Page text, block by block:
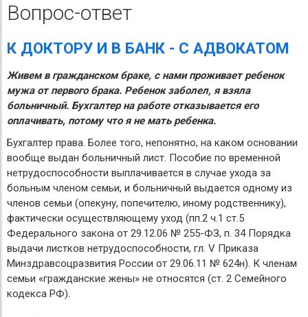
Вопрос-ответ
К ДОКТОРУ И В БАНК - С АДВОКАТОМ
Живем в гражданском браке, с нами проживает ребенок
мужа от первого брака. Ребенок заболел, я взяла
больничный. Бухгалтер на работе отказывается его
оплачивать, потому что я не мать ребенка.
Бухгалтер права. Более того, непонятно, на каком основании
вообще выдан больничный лист. Пособие по временной
нетрудоспособности выплачивается в случае ухода за
больным членом семьи, и больничный выдается одному из
членов семьи (опекуну, попечителю, иному родственнику),
фактически осуществляющему уход (пп.2 ч.1 ст.5
Федерального закона от 29.12.06 № 255-ФЗ, п. 34 Порядка
выдачи листков нетрудоспособности, гл. V Приказа
Минздравсоцразвития России от 29.06.11 № 624н). К членам
семьи «гражданские жены» не относятся (ст. 2 Семейного
кодекса РФ).